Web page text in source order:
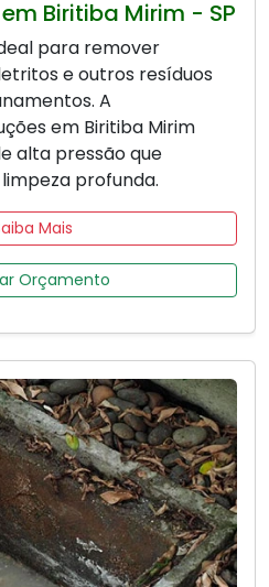
Biritiba Mirim - SP
para remover
e outros resíduos
A
em Biritiba Mirim
alta pressão que
profunda.
Mais
Orçamento